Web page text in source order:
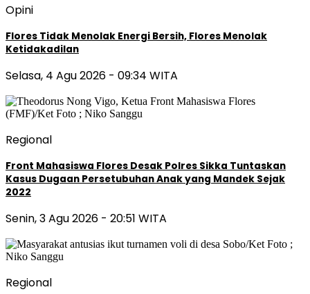
Opini
Flores Tidak Menolak Energi Bersih, Flores Menolak
Ketidakadilan
Selasa, 4 Agu 2026 - 09:34 WITA
Regional
Front Mahasiswa Flores Desak Polres Sikka Tuntaskan
Kasus Dugaan Persetubuhan Anak yang Mandek Sejak
2022
Senin, 3 Agu 2026 - 20:51 WITA
Regional